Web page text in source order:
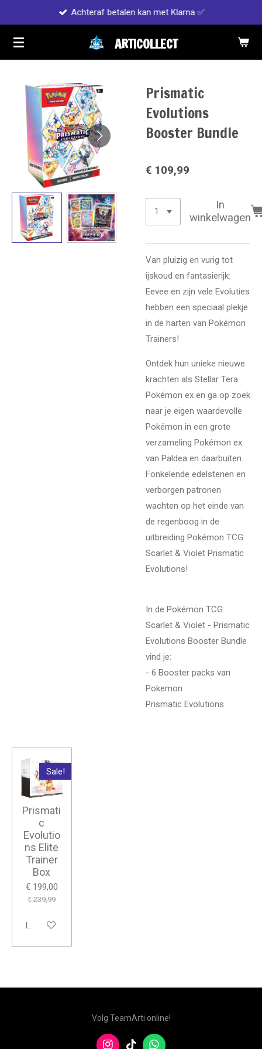
naar
de
ARTICOLLECT
Achteraf betalen kan met Klarna ✅
Prismatic
Evolutions
Booster Bundle
€ 109,99
In
winkelwagen
Van pluizig en vurig tot
ijskoud en fantasierijk:
Eevee en zijn vele Evoluties
hebben een speciaal plekje
in de harten van Pokémon
Trainers!
Ontdek hun unieke nieuwe
krachten als Stellar Tera
Pokémon ex en ga op zoek
naar je eigen waardevolle
Pokémon in een grote
verzameling Pokémon ex
van Paldea en daarbuiten.
Fonkelende edelstenen en
verborgen patronen
wachten op het einde van
de regenboog in de
uitbreiding Pokémon TCG:
Scarlet & Violet Prismatic
Evolutions!
In de Pokémon TCG:
Scarlet & Violet - Prismatic
Evolutions Booster Bundle
vind je:
- 6 Booster packs van
Pokemon
Prismatic Evolutions
Sale!
Prismati
c
Evolutio
ns Elite
Trainer
Box
€ 199,00
€ 239,99
In winkelwagen
Volg TeamArti online!